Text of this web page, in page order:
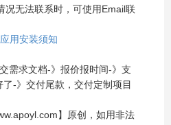
况无法联系时，可使用Email联
用安装须知
需求文档-》报价报时间-》支
-》交付尾款，交付定制项目
】原创，如用非法